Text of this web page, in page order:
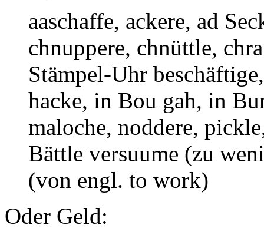
aaschaffe, ackere, ad
chnuppere, chnüttle,
Stämpel-Uhr
hacke, in Bou gah, in
maloche, noddere,
Bättle versuume (zu
(von engl. to work)
Oder Geld: